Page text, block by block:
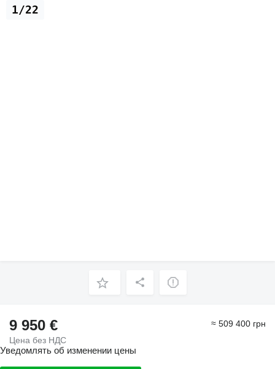
1/22
9 950 €
Цена без НДС
≈ 509 400 грн
Уведомлять об изменении цены